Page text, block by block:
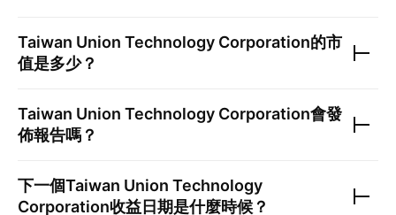
Taiwan Union Technology Corporation的市
值是多少？
Taiwan Union Technology Corporation會發
佈報告嗎？
下一個Taiwan Union Technology
Corporation收益日期是什麼時候？